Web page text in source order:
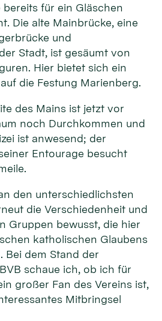
für ein Gläschen
Die alte Mainbrücke, eine
und
Stadt, ist gesäumt von
Hier bietet sich ein
die Festung Marienberg.
des Mains ist jetzt vor
noch Durchkommen und
ist anwesend; der
Entourage besucht
den unterschiedlichsten
die Verschiedenheit und
Gruppen bewusst, die hier
katholischen Glaubens
Bei dem Stand der
schaue ich, ob ich für
großer Fan des Vereins ist,
Mitbringsel